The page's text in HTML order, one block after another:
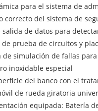
para el sistema de
correcto del sistema de
salida de datos para
de prueba de circuitos y
de simulación de fallas
inoxidable especial
del banco con el
de rueda giratoria
equipada: Batería